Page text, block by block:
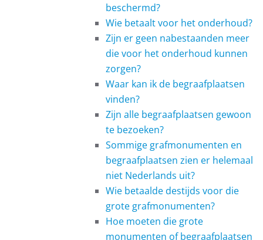
beschermd?
Wie betaalt voor het onderhoud?
Zijn er geen nabestaanden meer
die voor het onderhoud kunnen
zorgen?
Waar kan ik de begraafplaatsen
vinden?
Zijn alle begraafplaatsen gewoon
te bezoeken?
Sommige grafmonumenten en
begraafplaatsen zien er helemaal
niet Nederlands uit?
Wie betaalde destijds voor die
grote grafmonumenten?
Hoe moeten die grote
monumenten of begraafplaatsen